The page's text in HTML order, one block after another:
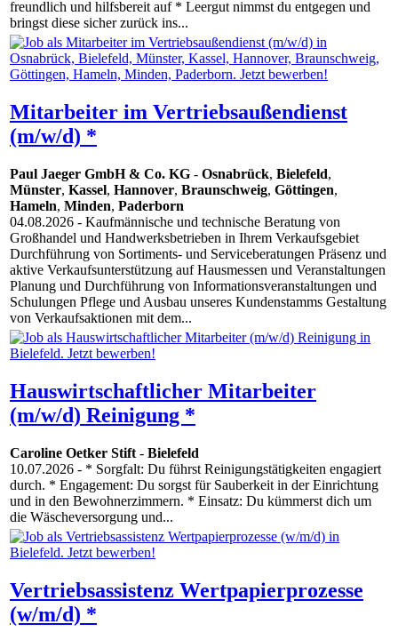
freundlich und hilfsbereit auf * Leergut nimmst du entgegen und
bringst diese sicher zurück ins...
Mitarbeiter im Vertriebsaußendienst
(m/w/d) *
Paul Jaeger GmbH & Co. KG - Osnabrück, Bielefeld,
Münster, Kassel, Hannover, Braunschweig, Göttingen,
Hameln, Minden, Paderborn
04.08.2026 - Kaufmännische und technische Beratung von
Großhandel und Handwerksbetrieben in Ihrem Verkaufsgebiet
Durchführung von Sortiments- und Serviceberatungen Präsenz und
aktive Verkaufsunterstützung auf Hausmessen und Veranstaltungen
Planung und Durchführung von Informationsveranstaltungen und
Schulungen Pflege und Ausbau unseres Kundenstamms Gestaltung
von Verkaufsaktionen mit dem...
Hauswirtschaftlicher Mitarbeiter
(m/w/d) Reinigung *
Caroline Oetker Stift - Bielefeld
10.07.2026 - * Sorgfalt: Du führst Reinigungstätigkeiten engagiert
durch. * Engagement: Du sorgst für Sauberkeit in der Einrichtung
und in den Bewohnerzimmern. * Einsatz: Du kümmerst dich um
die Wäscheversorgung und...
Vertriebsassistenz Wertpapierprozesse
(w/m/d) *